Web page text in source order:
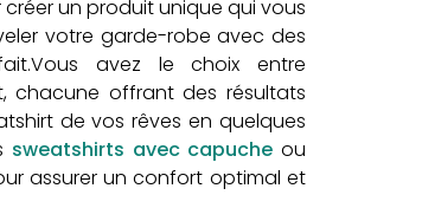
un produit unique qui vous
votre garde-robe avec des
avez le choix entre
chacune offrant des résultats
de vos rêves en quelques
sweatshirts avec capuche ou
assurer un confort optimal et